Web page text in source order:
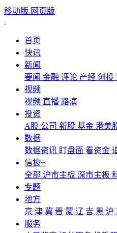
移动版 网页版
首页
快讯
新闻
要闻 金融 评论 产经 创投
视频
视频 直播 路演
投资
A股 公司 新股 基金 港美
数据
数据资讯 盯盘面 看资金
信披+
全部 沪市主板 深市主板
专题
地方
京 津 冀 晋 蒙 辽 吉 黑 沪
服务